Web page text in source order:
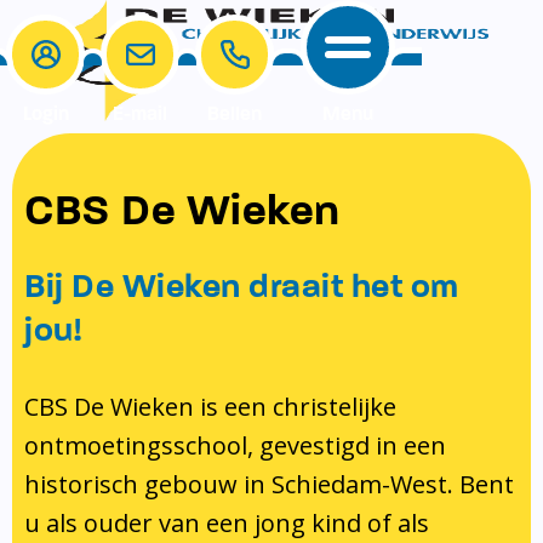
School
School
Onze visie rondom christelijke
identiteit
Pedagogisch klimaat en veiligheid
Bibliotheek
Ondersteuning
Ouders
MR & GMR
Aanmelden nieuwe leerling
Verlof aanvragen
Bibliotheek op school
Te weinig geld?
Contact
E-mail
CBS De Wieken
Bij De Wieken draait het om
jou!
CBS De Wieken is een christelijke
ontmoetingsschool, gevestigd in een
historisch gebouw in Schiedam-West. Bent
u als ouder van een jong kind of als